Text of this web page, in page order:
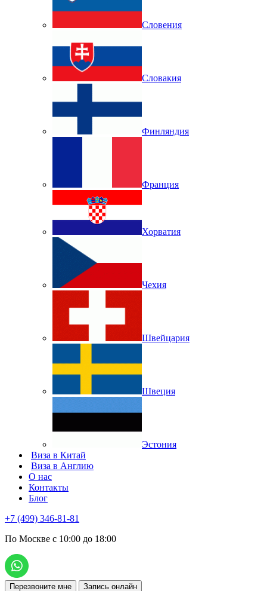
Словения
Словакия
Финляндия
Франция
Хорватия
Чехия
Швейцария
Швеция
Эстония
Виза в Китай
Виза в Англию
О нас
Контакты
Блог
+7 (499) 346-81-81
По Москве с 10:00 до 18:00
Перезвоните мне Запись онлайн